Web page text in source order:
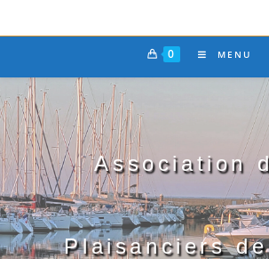
0 MENU
Association
Plaisanciers